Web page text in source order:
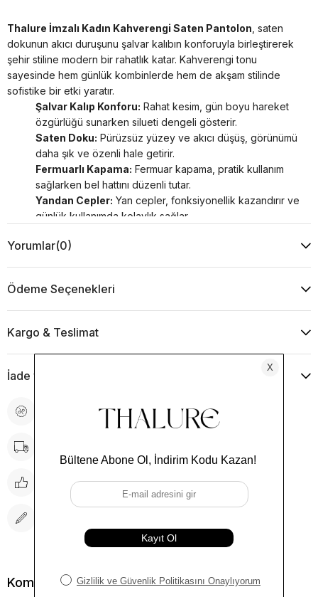
Thalure İmzalı Kadın Kahverengi Saten Pantolon , saten
dokunun akıcı duruşunu şalvar kalıbın konforuyla birleştirerek
şehir stiline modern bir rahatlık katar. Kahverengi tonu
sayesinde hem günlük kombinlerde hem de akşam stilinde
sofistike bir etki yaratır.
Şalvar Kalıp Konforu: Rahat kesim, gün boyu hareket
özgürlüğü sunarken silueti dengeli gösterir.
Saten Doku: Pürüzsüz yüzey ve akıcı düşüş, görünümü
daha şık ve özenli hale getirir.
Fermuarlı Kapama: Fermuar kapama, pratik kullanım
sağlarken bel hattını düzenli tutar.
Yandan Cepler: Yan cepler, fonksiyonellik kazandırır ve
günlük kullanımda kolaylık sağlar.
toparlayarak daha derli toplu bir duruş sunar.
sunar.
Kumaş İçeriği: %61 viskoz, %39 rayon
Ürün renkleri, ışık ve ekran farklılıkları nedeniyle değişiklik gösterebilir.
TLR3643
Yorumlar(0)
Ödeme Seçenekleri
Kargo & Teslimat
İade ve Değişim
Fiyat Düşünce Haber Ver
Tavsiye Et